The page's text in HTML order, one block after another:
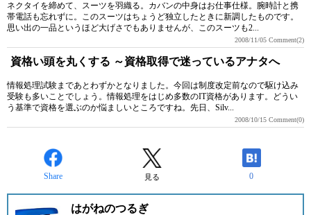
ネクタイを締めて、スーツを羽織る。カバンの中身はお仕事仕様。腕時計と携
帯電話も忘れずに。このスーツはちょうど独立したときに新調したものです。
思い出の一品というほど大げさでもありませんが、このスーツも2...
2008/11/05 Comment(2)
資格い頭を丸くする ～資格取得で迷っているアナタへ
情報処理試験まであとわずかとなりました。今回は制度改定前なので駆け込み
受験も多いことでしょう。情報処理をはじめ多数のIT資格があります。どうい
う基準で資格を選ぶのか悩ましいところですね。先日、Silv...
2008/10/15 Comment(0)
Share 見る 0
はがねのつるぎ